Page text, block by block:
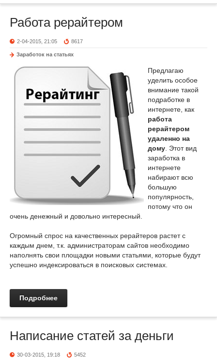
Работа рерайтером
2-04-2015, 21:05 8617
Заработок на статьях
Предлагаю
уделить особое
внимание такой
подработке в
интернете, как
работа
рерайтером
удаленно на
дому . Этот вид
заработка в
интернете
набирают всю
большую
популярность,
потому что он
очень денежный и довольно интересный.
Огромный спрос на качественных рерайтеров растет с
каждым днем, т.к. администраторам сайтов необходимо
наполнять свои площадки новыми статьями, которые будут
успешно индексироваться в поисковых системах.
Подробнее
Написание статей за деньги
30-03-2015, 19:18 5452